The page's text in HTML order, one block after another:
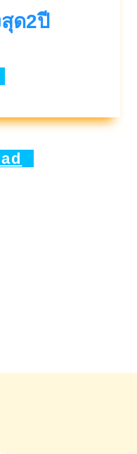
ด2ปี
บี้ย0%สูงสุด2ปี